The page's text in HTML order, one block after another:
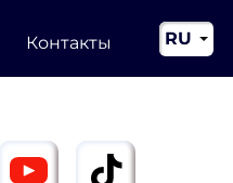
Контакты
RU
EN